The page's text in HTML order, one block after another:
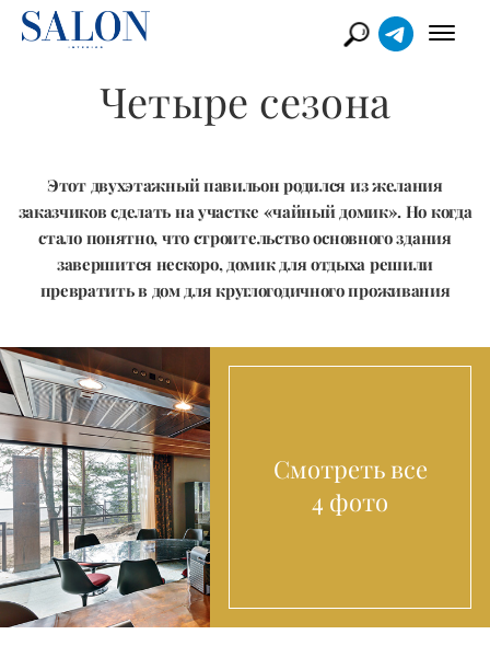
Четыре сезона
Этот двухэтажный павильон родился из желания
заказчиков сделать на участке «чайный домик». Но когда
стало понятно, что строительство основного здания
завершится нескоро, домик для отдыха решили
превратить в дом для круглогодичного проживания
Смотреть все
4 фото